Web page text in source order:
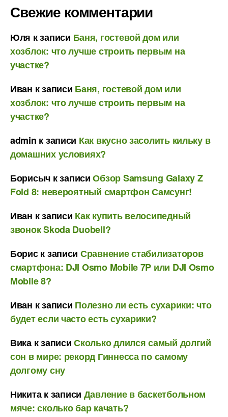
Свежие комментарии
Юля к записи Баня, гостевой дом или
хозблок: что лучше строить первым на
участке?
Иван к записи Баня, гостевой дом или
хозблок: что лучше строить первым на
участке?
admin к записи Как вкусно засолить кильку в
домашних условиях?
Борисыч к записиОбзор Samsung Galaxy Z
Fold 8: невероятный смартфон Самсунг!
Иван к записи Как купить велосипедный
звонок Skoda Duobell?
Бориск записи Сравнение стабилизаторов
смартфона: DJI Osmo Mobile 7P или DJI Osmo
Mobile 8?
Иван к записи Полезно ли есть сухарики: что
будет если часто есть сухарики?
Викак записиСколько длился самый долгий
сон в мире: рекорд Гиннесса по самому
долгому сну
Никитак записи Давление в баскетбольном
мяче: сколько бар качать?